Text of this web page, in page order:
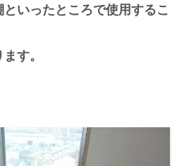
いったところで使用するこ
す。